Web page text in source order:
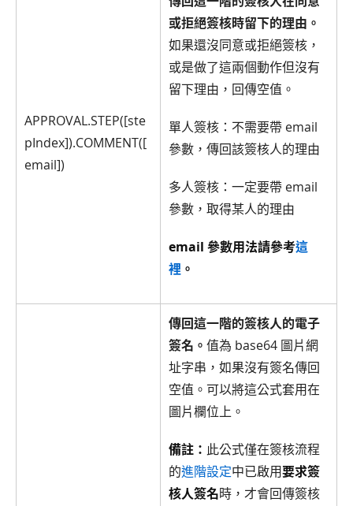
APPROVAL.STEP([ste
pIndex]).COMMENT([
email])
或拒絕簽核時留下的理由。
如果還沒同意或拒絕簽核，
或是做了這兩個動作但沒有
留下理由，回傳空值。
單人簽核：不需要帶 email
參數，傳回該簽核人的理由
多人簽核：一定要帶 email
參數，取得某人的理由
email 參數用法請參考這
裡 。
傳回這一階的簽核人的電子
簽名。 值為 base64 圖片網
址字串，如果沒有簽名傳回
空值。可以將這公式套用在
圖片欄位上。
備註： 此公式僅在簽核流程
的進階設定中已啟用要求簽
核人簽名時，才會回傳簽核